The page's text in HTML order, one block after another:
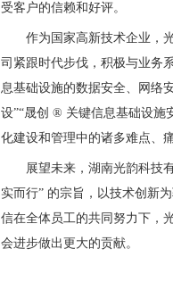
受客户的信赖和好评。
作为国家高新技术企业，
司紧跟时代步伐，积极与业务
息基础设施的数据安全、网络
设”“晟创 ® 关键信息基础设施
化建设和管理中的诸多难点、
展望未来，湖南光韵科技
实而行” 的宗旨，以技术创新
信在全体员工的共同努力下，
会进步做出更大的贡献。